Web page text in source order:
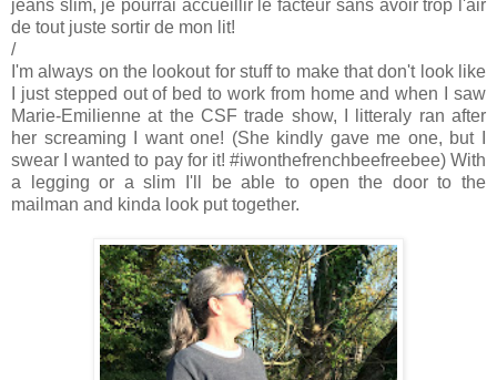
jeans slim, je pourrai accueillir le facteur sans avoir trop l'air
de tout juste sortir de mon lit!
/
I'm always on the lookout for stuff to make that don't look like
I just stepped out of bed to work from home and when I saw
Marie-Emilienne at the CSF trade show, I litteraly ran after
her screaming I want one! (She kindly gave me one, but I
swear I wanted to pay for it! #iwonthefrenchbeefreebee) With
a legging or a slim I'll be able to open the door to the
mailman and kinda look put together.